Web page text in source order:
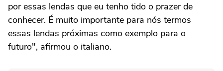
por essas lendas que eu tenho tido o prazer de
conhecer. É muito importante para nós termos
essas lendas próximas como exemplo para o
futuro", afirmou o italiano.